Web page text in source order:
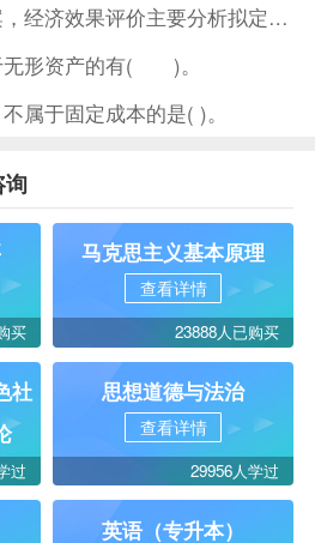
对于非经营性技术方案，经济效果评价主要分析拟定方案的( )。
无形资产的有( )。
属于固定成本的是( )。
询
买
马克思主义基本原理
查看详情
23888人已购买
社
过
思想道德与法治
查看详情
29956人学过
英语（专升本）